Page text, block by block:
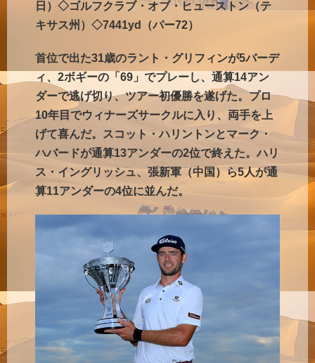
日）◇ゴルフクラブ・オブ・ヒューストン（テ
キサス州）◇7441yd（パー72）
首位で出た31歳のラント・グリフィンが5バーデ
ィ、2ボギーの「69」でプレーし、通算14アン
ダーで逃げ切り、ツアー初優勝を遂げた。プロ
10年目でウィナーズサークルに入り、両手を上
げて喜んだ。スコット・ハリントンとマーク・
ハバードが通算13アンダーの2位で終えた。ハリ
ス・イングリッシュ、張新軍（中国）ら5人が通
算11アンダーの4位に並んだ。